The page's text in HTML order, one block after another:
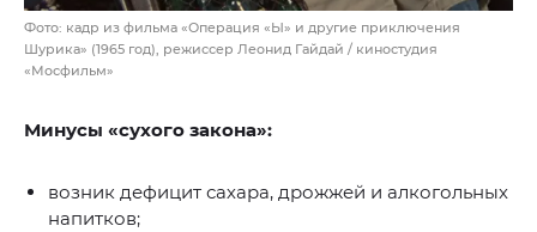
Фото: кадр из фильма «Операция «Ы» и другие приключения
Шурика» (1965 год), режиссер Леонид Гайдай / киностудия
«Мосфильм»
Минусы «сухого закона»:
возник дефицит сахара, дрожжей и алкогольных
напитков;